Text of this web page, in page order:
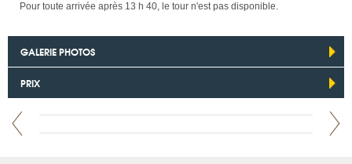
Pour toute arrivée après 13 h 40, le tour n'est pas disponible.
GALERIE PHOTOS
PRIX